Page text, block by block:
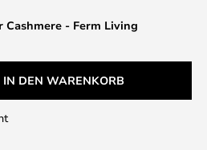
Cashmere - Ferm Living
IN DEN WARENKORB